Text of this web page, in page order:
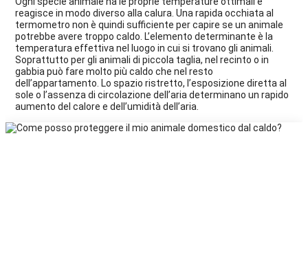
reagisce in modo diverso alla calura. Una rapida occhiata al
termometro non è quindi sufficiente per capire se un animale
potrebbe avere troppo caldo. L’elemento determinante è la
temperatura effettiva nel luogo in cui si trovano gli animali.
Soprattutto per gli animali di piccola taglia, nel recinto o in
gabbia può fare molto più caldo che nel resto
dell’appartamento. Lo spazio ristretto, l’esposizione diretta al
sole o l’assenza di circolazione dell’aria determinano un rapido
aumento del calore e dell’umidità dell’aria.